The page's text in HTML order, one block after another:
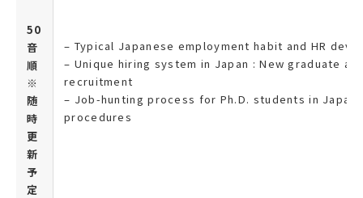
50
音
順
※
随
時
更
新
予
定
– Typical Japanese employment habit and HR
– Unique hiring system in Japan : New graduate
recruitment
– Job-hunting process for Ph.D. students in Japan
procedures